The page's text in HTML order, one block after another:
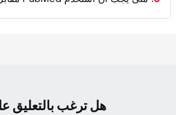
هل ترغب بالتعليق